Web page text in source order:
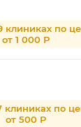
клиниках по
от 1 000 Р
клиниках по
от 500 Р